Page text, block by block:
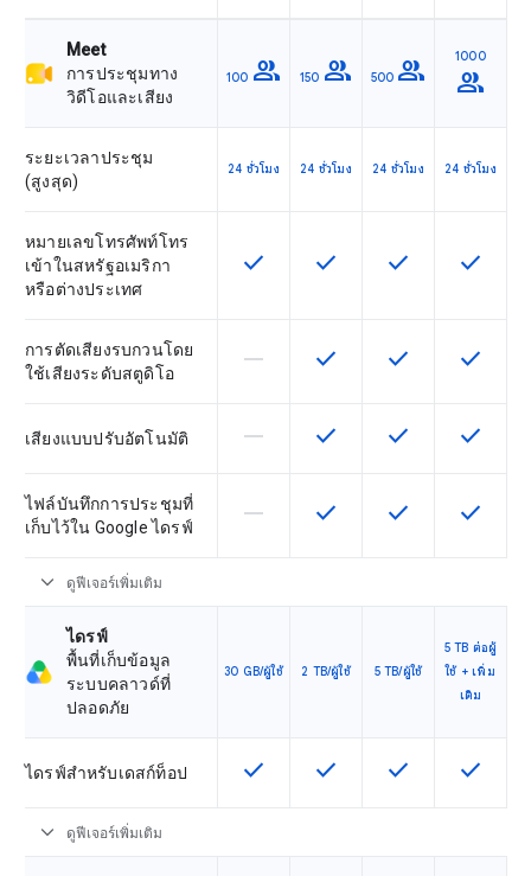
Meet
การประชุมทาง
วิดีโอและเสียง
100 group 150 group 500 group 1000
group
ระยะเวลาประชุม
(สูงสุด)
24 ชั่วโมง 24 ชั่วโมง 24 ชั่วโมง 24 ชั่วโมง
หมายเลขโทรศัพท์โทร
เข้าในสหรัฐอเมริกา
หรือต่างประเทศ
ฟีเจอร์นี้ใช้ได้กับ SKU
check ฟีเจอร์นี้ใช้ได้กับ SKU
check ฟีเจอร์นี้ใช้ได้กับ
check ฟีเจอร์นี้
check
การตัดเสียงรบกวนโดย
ใช้เสียงระดับสตูดิโอ
ฟีเจอร์นี้ใช้ไม่ได้กับ SKU นี้
horizontal_rule ฟีเจอร์นี้ใช้ได้กับ SKU
check ฟีเจอร์นี้ใช้ได้กับ
check ฟีเจอร์นี้
check
เสียงแบบปรับอัตโนมัติ ฟีเจอร์นี้ใช้ไม่ได้กับ SKU นี้
horizontal_rule ฟีเจอร์นี้ใช้ได้กับ SKU
check ฟีเจอร์นี้ใช้ได้กับ
check ฟีเจอร์นี้
check
ไฟล์บันทึกการประชุมที่
เก็บไว้ใน Google ไดรฟ์
ฟีเจอร์นี้ใช้ไม่ได้กับ SKU นี้
horizontal_rule ฟีเจอร์นี้ใช้ได้กับ SKU
check ฟีเจอร์นี้ใช้ได้กับ
check ฟีเจอร์นี้
check
expand_more ดูฟีเจอร์เพิ่มเติม
ไดรฟ์
พื้นที่เก็บข้อมูล
ระบบคลาวด์ที่
ปลอดภัย
30 GB/ผู้ใช้ 2 TB/ผู้ใช้ 5 TB/ผู้ใช้
5 TB ต่อผู้
ใช้ + เพิ่ม
เติม
ไดรฟ์สำหรับเดสก์ท็อป ฟีเจอร์นี้ใช้ได้กับ SKU
check ฟีเจอร์นี้ใช้ได้กับ SKU
check ฟีเจอร์นี้ใช้ได้กับ
check ฟีเจอร์นี้
check
expand_more ดูฟีเจอร์เพิ่มเติม